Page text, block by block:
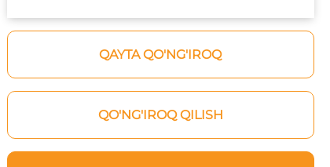
QAYTA QO'NG'IROQ
QO'NG'IROQ QILISH